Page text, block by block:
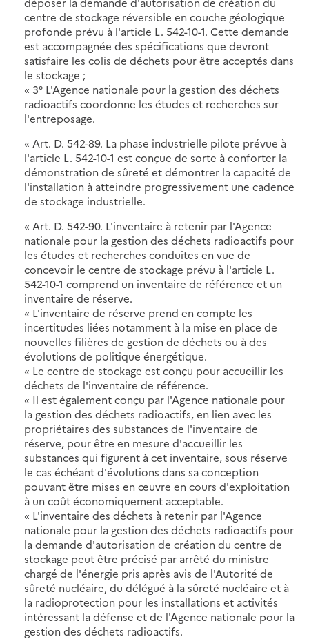
centre de stockage réversible en couche géologique
profonde prévu à l'article L. 542-10-1. Cette demande
est accompagnée des spécifications que devront
satisfaire les colis de déchets pour être acceptés dans
le stockage ;
« 3° L'Agence nationale pour la gestion des déchets
radioactifs coordonne les études et recherches sur
l'entreposage.
« Art. D. 542-89. La phase industrielle pilote prévue à
l'article L. 542-10-1 est conçue de sorte à conforter la
démonstration de sûreté et démontrer la capacité de
l'installation à atteindre progressivement une cadence
de stockage industrielle.
« Art. D. 542-90. L'inventaire à retenir par l'Agence
nationale pour la gestion des déchets radioactifs pour
les études et recherches conduites en vue de
concevoir le centre de stockage prévu à l'article L.
542-10-1 comprend un inventaire de référence et un
inventaire de réserve.
« L'inventaire de réserve prend en compte les
incertitudes liées notamment à la mise en place de
nouvelles filières de gestion de déchets ou à des
évolutions de politique énergétique.
« Le centre de stockage est conçu pour accueillir les
déchets de l'inventaire de référence.
« Il est également conçu par l'Agence nationale pour
la gestion des déchets radioactifs, en lien avec les
propriétaires des substances de l'inventaire de
réserve, pour être en mesure d'accueillir les
substances qui figurent à cet inventaire, sous réserve
le cas échéant d'évolutions dans sa conception
pouvant être mises en œuvre en cours d'exploitation
à un coût économiquement acceptable.
« L'inventaire des déchets à retenir par l'Agence
nationale pour la gestion des déchets radioactifs pour
la demande d'autorisation de création du centre de
stockage peut être précisé par arrêté du ministre
chargé de l'énergie pris après avis de l'Autorité de
sûreté nucléaire, du délégué à la sûreté nucléaire et à
la radioprotection pour les installations et activités
intéressant la défense et de l'Agence nationale pour la
gestion des déchets radioactifs.